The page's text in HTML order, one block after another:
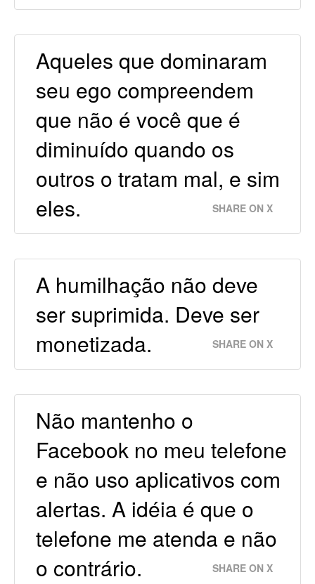
Aqueles que dominaram
seu ego compreendem
que não é você que é
diminuído quando os
outros o tratam mal, e sim
eles.
SHARE ON X
A humilhação não deve
ser suprimida. Deve ser
monetizada.
SHARE ON X
Não mantenho o
Facebook no meu telefone
e não uso aplicativos com
alertas. A idéia é que o
telefone me atenda e não
o contrário.
SHARE ON X